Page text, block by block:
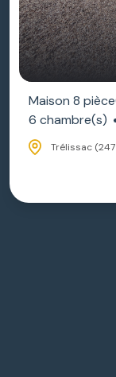
Maison 8
6 chambre(s)
Trélissac